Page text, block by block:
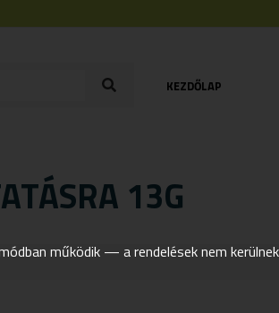
KEZDŐLAP
13G
működik — a rendelések nem